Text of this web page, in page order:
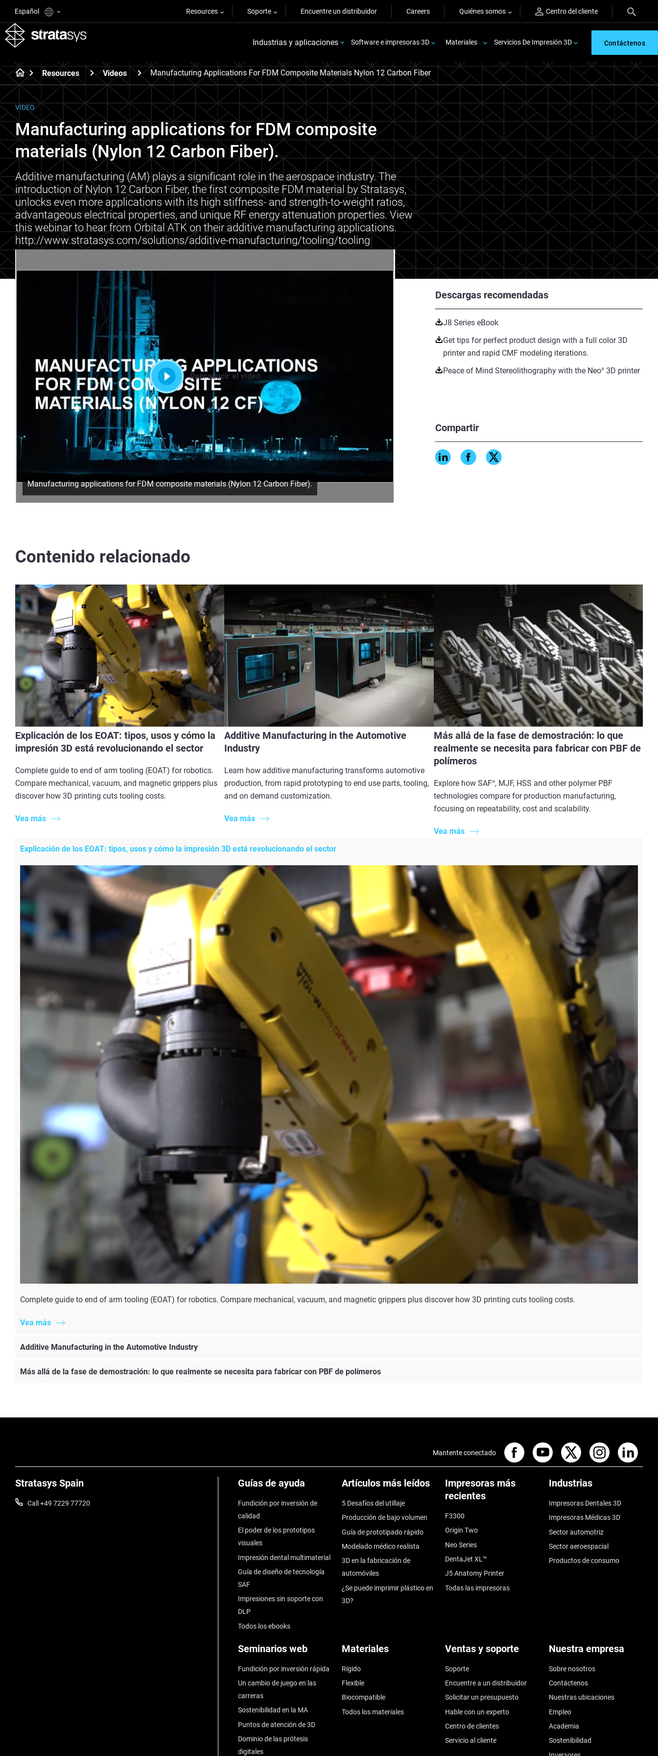
Español Resources Soporte Encuentre un distribuidor Careers Quiénes somos Centro del cliente
Industrias y aplicaciones Software e impresoras 3D Materiales Servicios De Impresión 3D Contáctenos
Resources Videos Manufacturing Applications For FDM Composite Materials Nylon 12 Carbon Fiber
VIDEO
Manufacturing applications for FDM composite
materials (Nylon 12 Carbon Fiber).
Additive manufacturing (AM) plays a significant role in the aerospace industry. The
introduction of Nylon 12 Carbon Fiber, the first composite FDM material by Stratasys,
unlocks even more applications with its high stiffness- and strength-to-weight ratios,
advantageous electrical properties, and unique RF energy attenuation properties. View
this webinar to hear from Orbital ATK on their additive manufacturing applications.
http://www.stratasys.com/solutions/additive-manufacturing/tooling/tooling
Descargas recomendadas
J8 Series eBook
Get tips for perfect product design with a full color 3D
printer and rapid CMF modeling iterations.
Peace of Mind Stereolithography with the Neo®3D printer
Compartir
Reproducir el vídeo
Manufacturing applications for FDM composite materials (Nylon 12 Carbon Fiber).
Contenido relacionado
Explicación de los EOAT: tipos, usos y cómo la
impresión 3D está revolucionando el sector
Complete guide to end of arm tooling (EOAT) for robotics.
Compare mechanical, vacuum, and magnetic grippers plus
discover how 3D printing cuts tooling costs.
Vea más
Additive Manufacturing in the Automotive
Industry
Learn how additive manufacturing transforms automotive
production, from rapid prototyping to end use parts, tooling,
and on demand customization.
Vea más
Más allá de la fase de demostración: lo que
realmente se necesita para fabricar con PBF de
polímeros
Explore how SAF®, MJF, HSS and other polymer PBF
technologies compare for production manufacturing,
focusing on repeatability, cost and scalability.
Vea más
Explicación de los EOAT: tipos, usos y cómo la impresión 3D está revolucionando el sector
Complete guide to end of arm tooling (EOAT) for robotics. Compare mechanical, vacuum, and magnetic grippers plus discover how 3D printing cuts tooling costs.
Vea más
Additive Manufacturing in the Automotive Industry
Más allá de la fase de demostración: lo que realmente se necesita para fabricar con PBF de polímeros
Stratasys Spain
Call +49 7229 77720
Guías de ayuda
Fundición por inversión de
calidad
El poder de los prototipos
visuales
Impresión dental multimaterial
Guía de diseño de tecnología
SAF
Impresiones sin soporte con
DLP
Todos los ebooks
Artículos más leídos
5 Desafíos del utillaje
Producción de bajo volumen
Guía de prototipado rápido
Modelado médico realista
3D en la fabricación de
automóviles
¿Se puede imprimir plástico en
3D?
Impresoras más
recientes
F3300
Origin Two
Neo Series
DentaJet XL™
J5 Anatomy Printer
Todas las impresoras
Industrias
Impresoras Dentales 3D
Impresoras Médicas 3D
Sector automotriz
Sector aeroespacial
Productos de consumo
Seminarios web
Fundición por inversión rápida
Un cambio de juego en las
carreras
Sostenibilidad en la MA
Puntos de atención de 3D
Dominio de las prótesis
digitales
Materiales
Rígido
Flexible
Biocompatible
Todos los materiales
Ventas y soporte
Soporte
Encuentre a un distribuidor
Solicitar un presupuesto
Hable con un experto
Centro de clientes
Servicio al cliente
Nuestra empresa
Sobre nosotros
Contáctenos
Nuestras ubicaciones
Empleo
Academia
Sostenibilidad
Mantente conectado